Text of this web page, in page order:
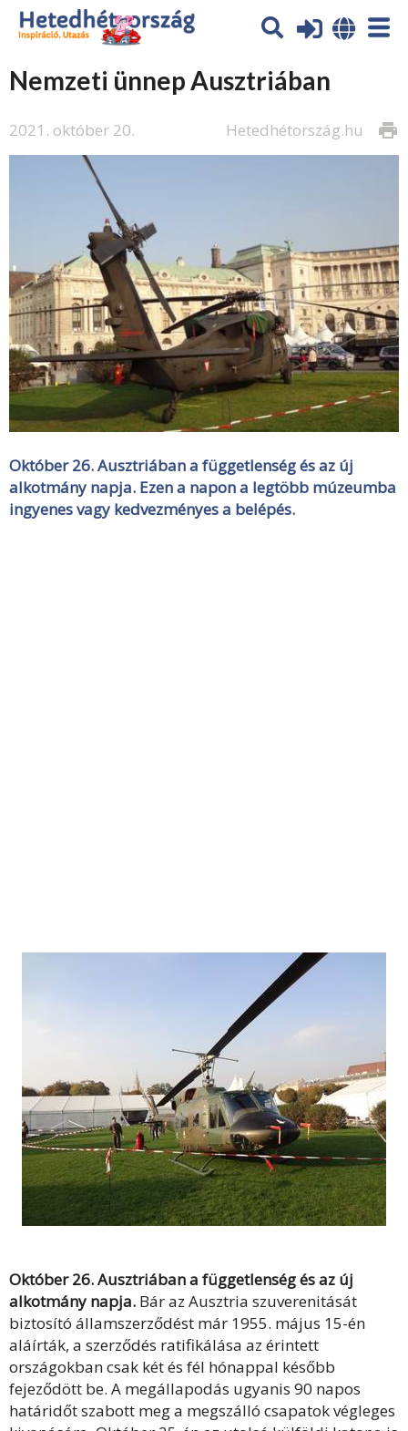
Nemzeti ünnep Ausztriában
2021. október 20. print
Hetedhétország.hu
Október 26. Ausztriában a függetlenség és az új
alkotmány napja. Ezen a napon a legtöbb múzeumba
ingyenes vagy kedvezményes a belépés.
Október 26. Ausztriában a függetlenség és az új
alkotmány napja. Bár az Ausztria szuverenitását
biztosító államszerződést már 1955. május 15-én
aláírták, a szerződés ratifikálása az érintett
országokban csak két és fél hónappal később
fejeződött be. A megállapodás ugyanis 90 napos
határidőt szabott meg a megszálló csapatok végleges